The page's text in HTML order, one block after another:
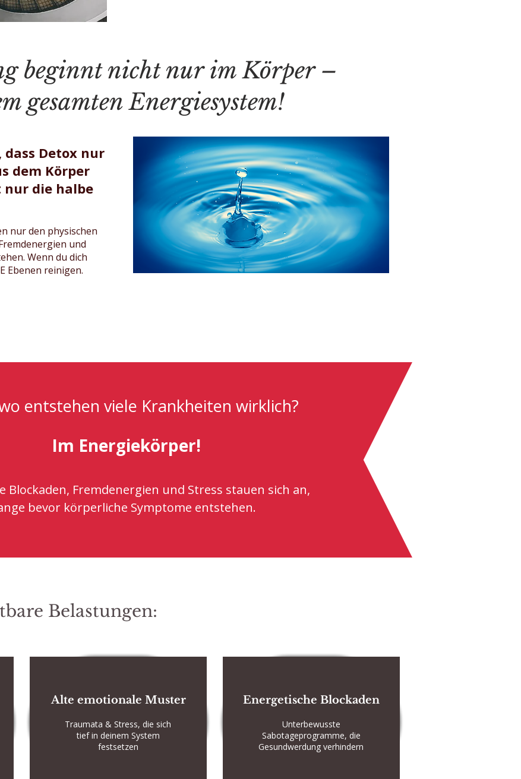
beginnt nicht nur im Körper –
gesamten Energiesystem!
dass Detox nur
dem Körper
nur die halbe
nur den physischen
und
Wenn du dich
Ebenen reinigen.
entstehen viele Krankheiten wirklich?
Im Energiekörper!
Blockaden, Fremdenergien und Stress stauen sich an,
bevor körperliche Symptome entstehen.
Belastungen:
Alte emotionale Muster
Traumata & Stress, die sich
tief in deinem System
festsetzen
Energetische Blockaden
Unterbewusste
Sabotageprogramme, die
Gesundwerdung verhindern